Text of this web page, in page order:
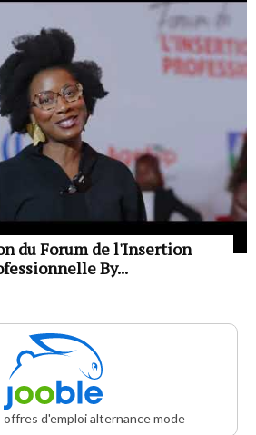
du Forum de l'Insertion
By...
d'emploi alternance mode